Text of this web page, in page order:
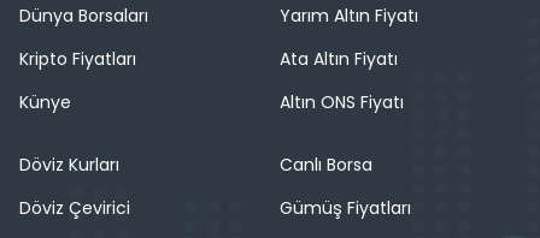
Dünya Borsaları
Kripto Fiyatları
Künye
Yarım Altın Fiyatı
Ata Altın Fiyatı
Altın ONS Fiyatı
Döviz Kurları
Döviz Çevirici
Canlı Borsa
Gümüş Fiyatları